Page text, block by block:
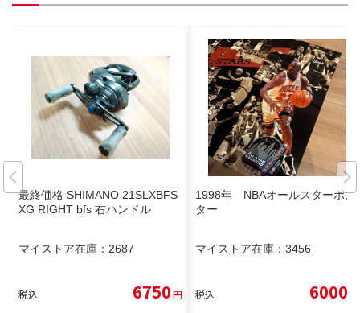
最終価格 SHIMANO 21SLXBFS
XG RIGHT bfs 右ハンドル
マイストア在庫： 2687
税込 6750円
1998年 NBAオールスターポス
ター
マイストア在庫： 3456
税込 6000